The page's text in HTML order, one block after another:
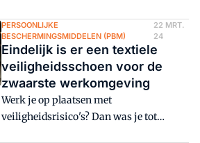
voorkomende ernstige ongevallen. Een
simpele oplossing? Veiligheidsschoenen
met ladder grip.
PERSOONLIJKE
BESCHERMINGSMIDDELEN (PBM)
22 MRT.
24
Eindelijk is er een textiele
veiligheidsschoen voor de
zwaarste werkomgeving
Werk je op plaatsen met
veiligheidsrisico's? Dan was je tot